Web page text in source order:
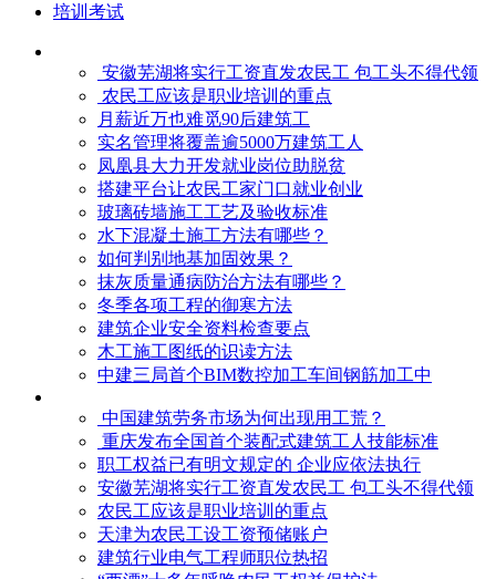
培训考试
安徽芜湖将实行工资直发农民工 包工头不得代领
农民工应该是职业培训的重点
月薪近万也难觅90后建筑工
实名管理将覆盖逾5000万建筑工人
凤凰县大力开发就业岗位助脱贫
搭建平台让农民工家门口就业创业
玻璃砖墙施工工艺及验收标准
水下混凝土施工方法有哪些？
如何判别地基加固效果？
抹灰质量通病防治方法有哪些？
冬季各项工程的御寒​方法
建筑企业安全资料检查要点
木工施工图纸的识读方法
中建三局首个BIM数控加工车间钢筋加工中
中国建筑劳务市场为何出现用工荒？
重庆发布全国首个装配式建筑工人技能标准
职工权益已有明文规定的 企业应依法执行
安徽芜湖将实行工资直发农民工 包工头不得代领
农民工应该是职业培训的重点
天津为农民工设工资预储账户
建筑行业电气工程师职位热招